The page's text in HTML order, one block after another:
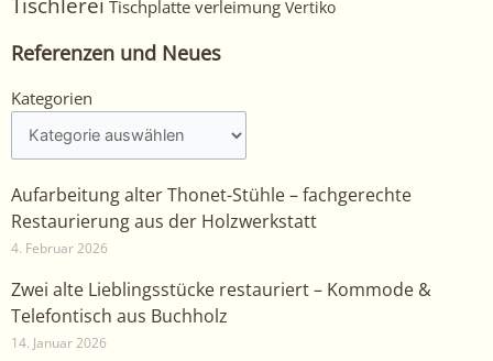
Tischlerei Tischplatte verleimung Vertiko
Referenzen und Neues
Kategorien
Kategorien
Aufarbeitung alter Thonet-Stühle – fachgerechte
Restaurierung aus der Holzwerkstatt
4. Februar 2026
Zwei alte Lieblingsstücke restauriert – Kommode &
Telefontisch aus Buchholz
14. Januar 2026